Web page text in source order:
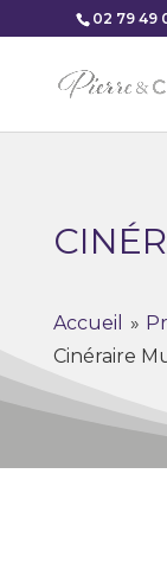
02 79 49
Accueil »
Cinéraire